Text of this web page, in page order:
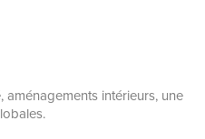
intérieurs, une